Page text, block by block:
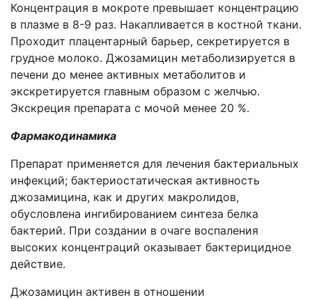
Концентрация в мокроте превышает концентрацию
в плазме в 8-9 раз. Накапливается в костной ткани.
Проходит плацентарный барьер, секретируется в
грудное молоко. Джозамицин метаболизируется в
печени до менее активных метаболитов и
экскретируется главным образом с желчью.
Экскреция препарата с мочой менее 20 %.
Фармакодинамика
Препарат применяется для лечения бактериальных
инфекций; бактериостатическая активность
джозамицина, как и других макролидов,
обусловлена ингибированием синтеза белка
бактерий. При создании в очаге воспаления
высоких концентраций оказывает бактерицидное
действие.
Джозамицин активен в отношении